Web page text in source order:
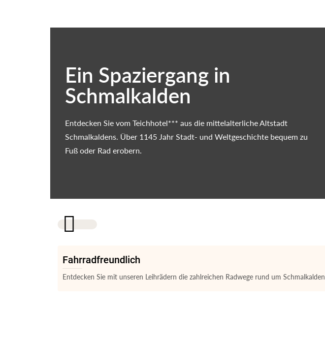
Ein Spaziergang in
Schmalkalden
Entdecken Sie vom Teichhotel*** aus die mittelalterliche Altstadt
Schmalkaldens. Über 1145 Jahr Stadt- und Weltgeschichte bequem zu
Fuß oder Rad erobern.
Fahrradfreundlich
Entdecken Sie mit unseren Leihrädern die zahlreichen Radwege rund um Schmalkalden